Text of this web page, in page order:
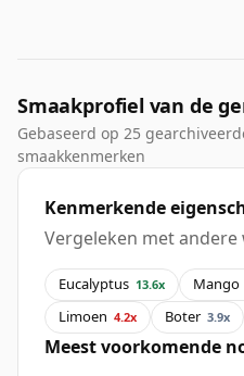
Smaakprofiel van de
Gebaseerd op 25
smaakkenmerken
Kenmerkende
Vergeleken met
Eucalyptus 13.6x Mango
Limoen 4.2x Boter 3.9x
Meest voorkomende